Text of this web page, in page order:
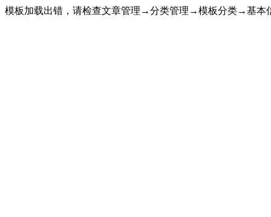
模板加载出错，请检查文章管理→分类管理→模板分类→基本